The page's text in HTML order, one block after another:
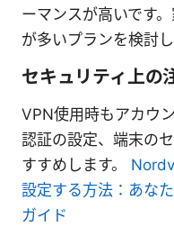
ーマンスが高いです
が多いプランを検討し
セキュリティ上の
VPN使用時もアカウ
認証の設定、端末の
すすめします。
設定する方法：あな
ガイド